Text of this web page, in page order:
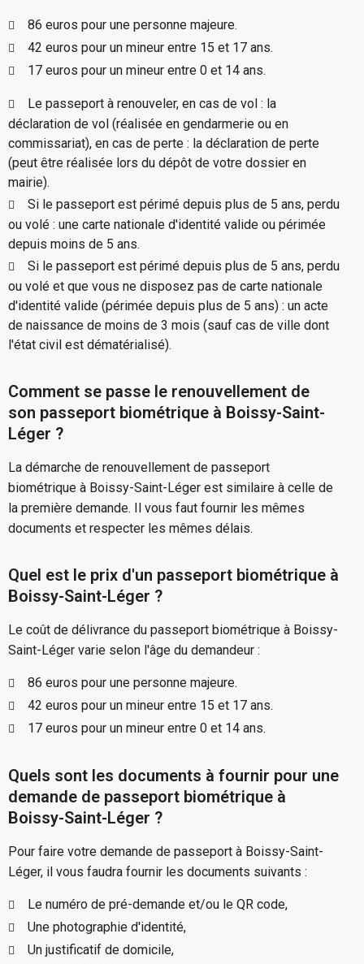
86 euros pour une personne majeure.
42 euros pour un mineur entre 15 et 17 ans.
17 euros pour un mineur entre 0 et 14 ans.
Le passeport à renouveler, en cas de vol : la
déclaration de vol (réalisée en gendarmerie ou en
commissariat), en cas de perte : la déclaration de perte
(peut être réalisée lors du dépôt de votre dossier en
mairie).
Si le passeport est périmé depuis plus de 5 ans, perdu
ou volé : une carte nationale d'identité valide ou périmée
depuis moins de 5 ans.
Si le passeport est périmé depuis plus de 5 ans, perdu
ou volé et que vous ne disposez pas de carte nationale
d'identité valide (périmée depuis plus de 5 ans) : un acte
de naissance de moins de 3 mois (sauf cas de ville dont
l'état civil est dématérialisé).
Comment se passe le renouvellement de
son passeport biométrique à Boissy-Saint-
Léger ?
La démarche de renouvellement de passeport
biométrique à Boissy-Saint-Léger est similaire à celle de
la première demande. Il vous faut fournir les mêmes
documents et respecter les mêmes délais.
Quel est le prix d'un passeport biométrique à
Boissy-Saint-Léger ?
Le coût de délivrance du passeport biométrique à Boissy-
Saint-Léger varie selon l'âge du demandeur :
86 euros pour une personne majeure.
42 euros pour un mineur entre 15 et 17 ans.
17 euros pour un mineur entre 0 et 14 ans.
Quels sont les documents à fournir pour une
demande de passeport biométrique à
Boissy-Saint-Léger ?
Pour faire votre demande de passeport à Boissy-Saint-
Léger, il vous faudra fournir les documents suivants :
Le numéro de pré-demande et/ou le QR code,
Une photographie d'identité,
Un justificatif de domicile,